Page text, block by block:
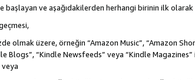
başlayan ve aşağıdakilerden herhangi birinin ilk
olmak üzere, örneğin “Amazon Music”, “Amazon
Blogs”, “Kindle Newsfeeds” veya “Kindle